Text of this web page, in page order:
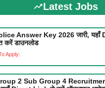
Latest Jobs
Answer Key 2026 जारी,
करें डाउनलोड
Apply:
2 Sub Group 4